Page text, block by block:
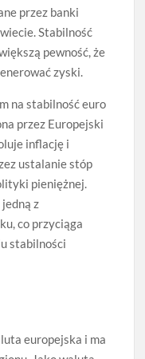
przez banki
Stabilność
pewność, że
zyski.
na stabilność euro
przez Europejski
inflację i
ustalanie stóp
pieniężnej.
z
co przyciąga
stabilności
europejska i ma